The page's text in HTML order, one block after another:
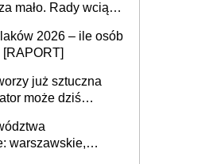
mało. Rady wciąż
2026 – ile osób
już sztuczna
może dziś
warszawskie,